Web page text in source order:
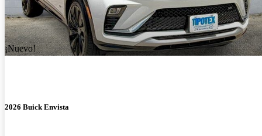
¡Nuevo!
2026 Buick Envista